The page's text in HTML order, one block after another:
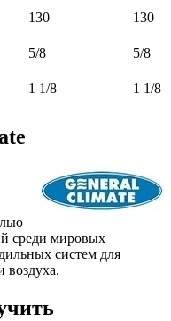
130
130
5/8
5/8
1 1/8 1 1/8
среди мировых
систем для
воздуха.